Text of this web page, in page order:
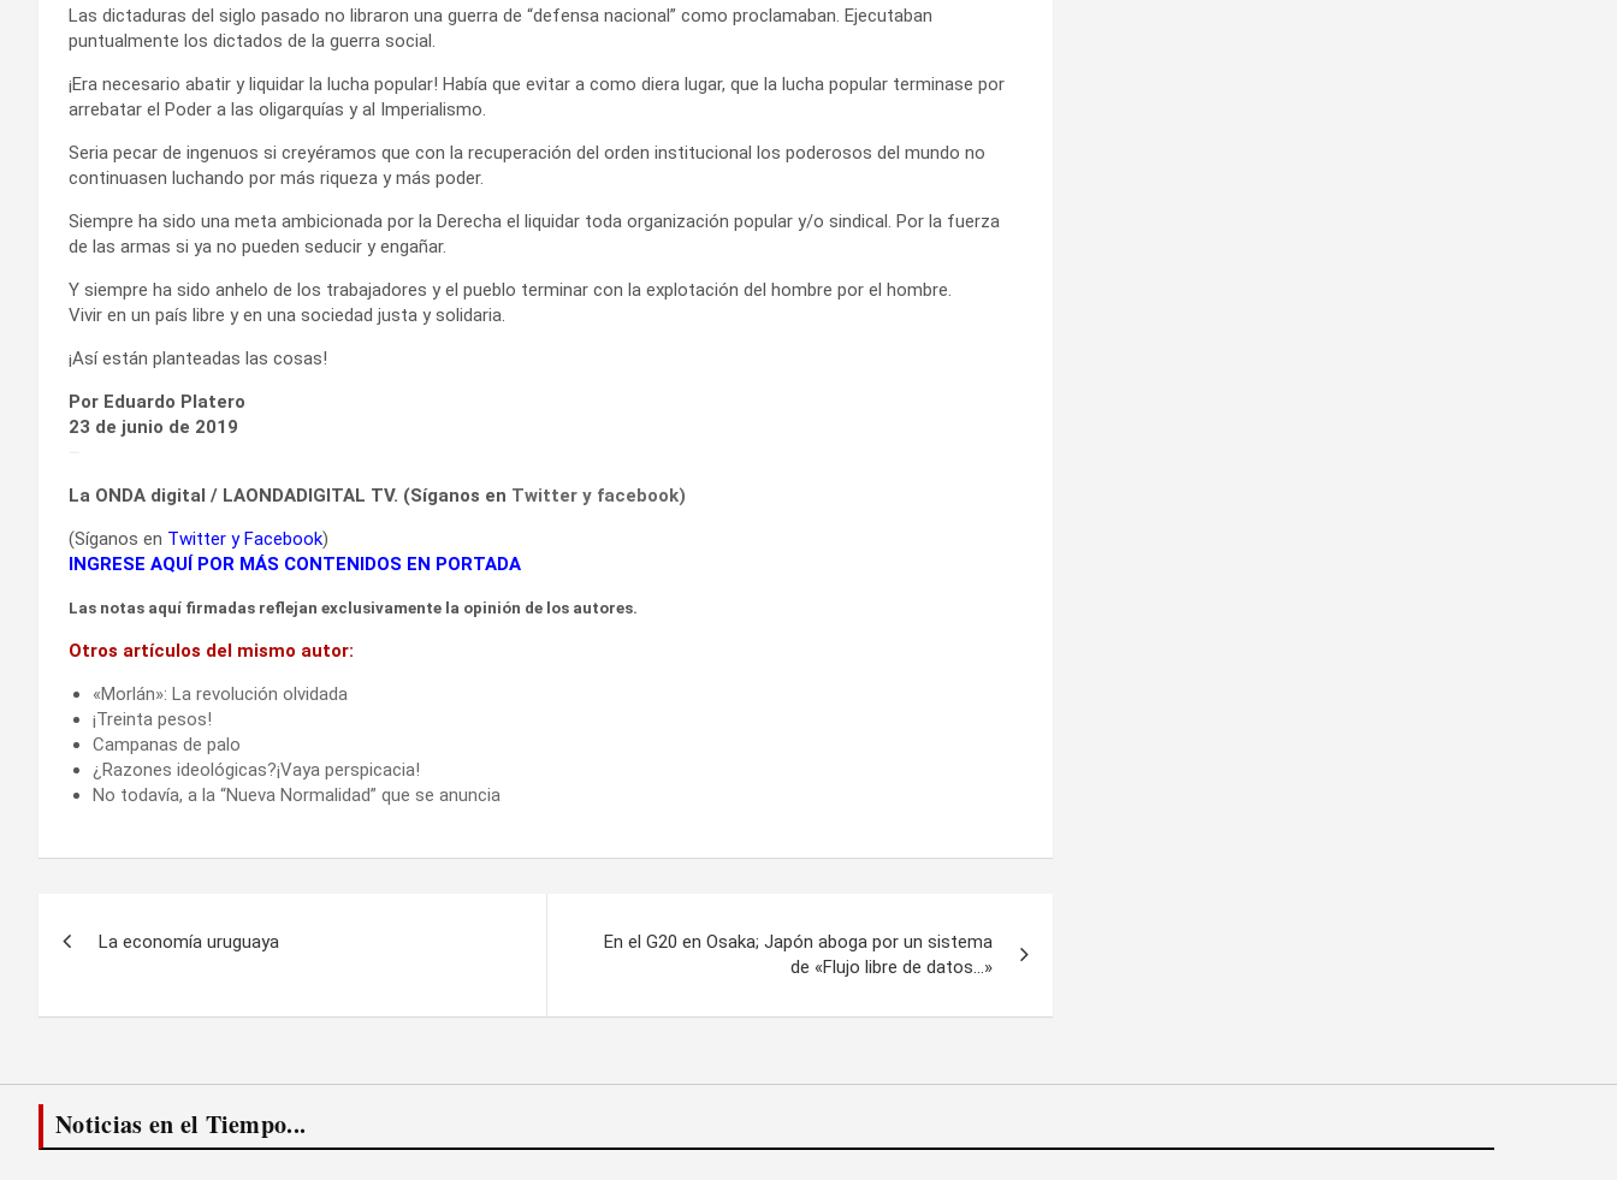
Las dictaduras del siglo pasado no libraron una guerra de “defensa nacional” como proclamaban. Ejecutaban
puntualmente los dictados de la guerra social.
¡Era necesario abatir y liquidar la lucha popular! Había que evitar a como diera lugar, que la lucha popular terminase por
arrebatar el Poder a las oligarquías y al Imperialismo.
Seria pecar de ingenuos si creyéramos que con la recuperación del orden institucional los poderosos del mundo no
continuasen luchando por más riqueza y más poder.
Siempre ha sido una meta ambicionada por la Derecha el liquidar toda organización popular y/o sindical. Por la fuerza
de las armas si ya no pueden seducir y engañar.
Y siempre ha sido anhelo de los trabajadores y el pueblo terminar con la explotación del hombre por el hombre.
Vivir en un país libre y en una sociedad justa y solidaria.
¡Así están planteadas las cosas!
Por Eduardo Platero
23 de junio de 2019
La ONDA digital / LAONDADIGITAL TV. (Síganos en Twitter y facebook)
(Síganos en Twitter yFacebook)
INGRESE AQUÍ POR MÁS CONTENIDOS EN PORTADA
Las notas aquí firmadas reflejan exclusivamente la opinión de los autores.
Otros artículos del mismo autor:
«Morlán»: La revolución olvidada
¡Treinta pesos!
Campanas de palo
¿Razones ideológicas?¡Vaya perspicacia!
No todavía, a la “Nueva Normalidad” que se anuncia
entradas
La economía uruguaya
En el G20 en Osaka; Japón aboga por un sistema
de «Flujo libre de datos…»
Noticias en el Tiempo...